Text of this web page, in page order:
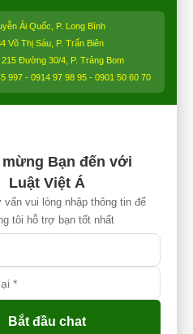
(Gần Thăng Long
850 997
Ái Quốc, P. Long Bình
Võ Thị Sáu, P. Trấn Biên
Đường 30/4, P. Trảng Bom
997 - 0914 97 98 95 - 0901 50 60 70
mừng Bạn đến với
Luật Việt Á
vấn vui lòng nhập thông tin để
tôi hỗ trợ bạn tốt nhất
Bắt đầu chat